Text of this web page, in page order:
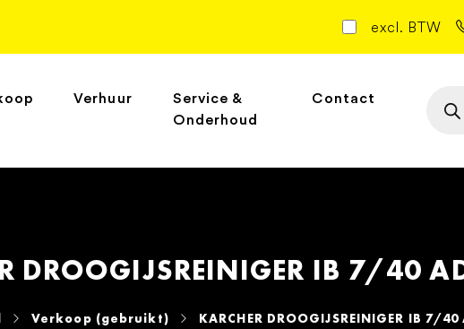
excl. BTW
Verhuur
Service &
Onderhoud
Contact
DROOGIJSREINIGER IB 7/40
Verkoop (gebruikt) KARCHER DROOGIJSREINIGER IB 7/40